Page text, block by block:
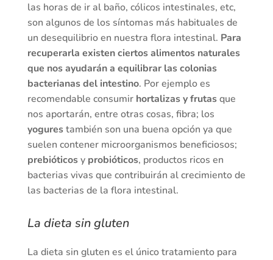
las horas de ir al baño, cólicos intestinales, etc,
son algunos de los síntomas más habituales de
un desequilibrio en nuestra flora intestinal. Para
recuperarla existen ciertos alimentos naturales
que nos ayudarán a equilibrar las colonias
bacterianas del intestino. Por ejemplo es
recomendable consumir hortalizas y frutasque
nos aportarán, entre otras cosas, fibra; los
yogurestambién son una buena opción ya que
suelen contener microorganismos beneficiosos;
prebióticosy probióticos, productos ricos en
bacterias vivas que contribuirán al crecimiento de
las bacterias de la flora intestinal.
La dieta sin gluten
La dieta sin gluten es el único tratamiento para